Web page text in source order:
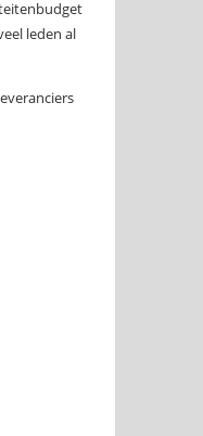
leden al